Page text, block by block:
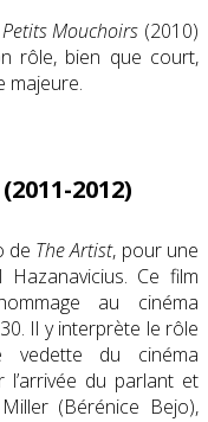
Mouchoirs (2010)
rôle, bien que court,
majeure.
2012)
de The Artist, pour une
Ce film
au cinéma
Il y interprète le rôle
vedette du cinéma
du parlant et
(Bérénice Bejo),